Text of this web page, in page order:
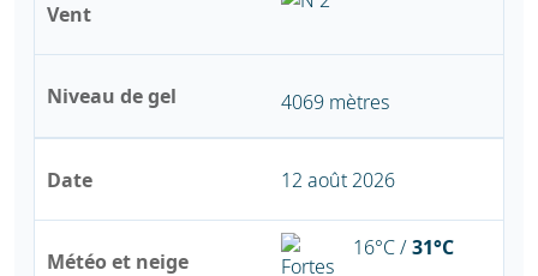
Vent
Niveau de gel 4069 mètres
Date
Météo et neige
12 août 2026
16°C /31°C